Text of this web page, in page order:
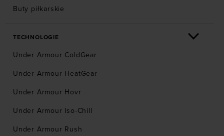
Buty piłkarskie
TECHNOLOGIE
Under Armour ColdGear
Under Armour HeatGear
Under Armour Hovr
Under Armour Iso-Chill
Under Armour Rush